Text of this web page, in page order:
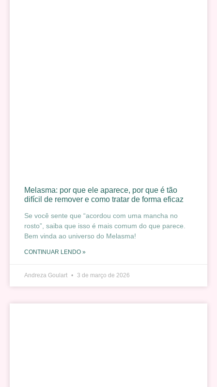
Melasma: por que ele aparece, por que é tão
difícil de remover e como tratar de forma eficaz
Se você sente que “acordou com uma mancha no
rosto”, saiba que isso é mais comum do que parece.
Bem vinda ao universo do Melasma!
CONTINUAR LENDO »
Andreza Goulart 3 de março de 2026